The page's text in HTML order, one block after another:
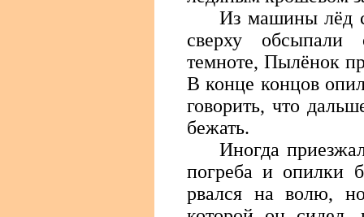
Из машины лёд
сверху
темноте, Пылёнок
В конце концов
говорить, что
бежать.
Иногда
погреба и опилки
рвался на волю,